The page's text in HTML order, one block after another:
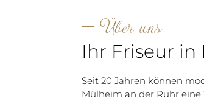
Über uns
Ihr Friseur
Seit 20 Jahren können
Mülheim an der Ruhr